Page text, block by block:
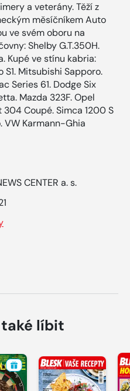
a veterány. Těží z
měsíčníkem Auto
ve svém oboru na
Shelby G.T.350H.
Kupé ve stínu kabria:
Mitsubishi Sapporo.
Series 61. Dodge Six
Mazda 323F. Opel
304 Coupé. Simca 1200 S
VW Karmann-Ghia
CENTER a. s.
také líbit